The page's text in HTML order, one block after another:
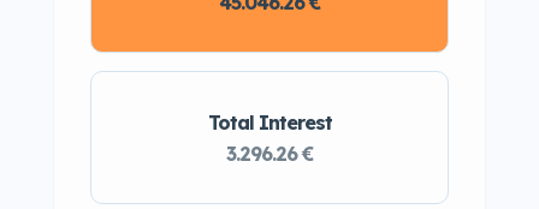
Total Interest
3.296.26 €